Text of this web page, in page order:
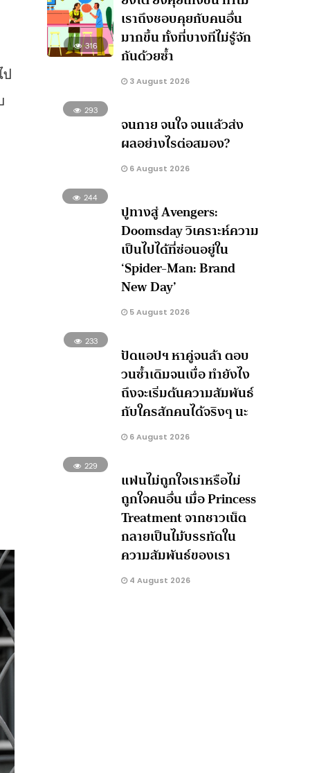
ป
316
เราถึงชอบคุยกับคนอื่น
มากขึ้น ทั้งที่บางทีไม่รู้จัก
กันด้วยซ้ำ
3 August 2026
293
จนกาย จนใจ จนแล้วส่ง
ผลอย่างไรต่อสมอง?
6 August 2026
244
ปูทางสู่ Avengers:
Doomsday วิเคราะห์ความ
เป็นไปได้ที่ซ่อนอยู่ใน
‘Spider-Man: Brand
New Day’
5 August 2026
233
ปัดแอปฯ หาคู่จนล้า ตอบ
วนซ้ำเดิมจนเบื่อ ทำยังไง
ถึงจะเริ่มต้นความสัมพันธ์
กับใครสักคนได้จริงๆ นะ
6 August 2026
229
แฟนไม่ถูกใจเราหรือไม่
ถูกใจคนอื่น เมื่อ Princess
Treatment จากชาวเน็ต
กลายเป็นไม้บรรทัดใน
ความสัมพันธ์ของเรา
4 August 2026